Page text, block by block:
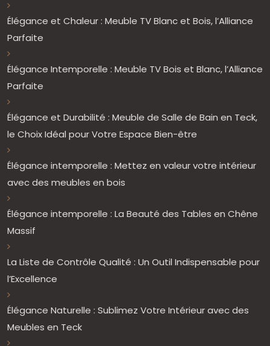
Élégance et Chaleur : Meuble TV Blanc et Bois, l’Alliance
Parfaite
Élégance Intemporelle : Meuble TV Bois et Blanc, l’Alliance
Parfaite
Élégance et Durabilité : Meuble de Salle de Bain en Teck,
le Choix Idéal pour Votre Espace Bien-être
Élégance intemporelle : Mettez en valeur votre intérieur
avec des meubles en bois
Élégance intemporelle : La Beauté des Tables en Chêne
Massif
La Liste de Contrôle Qualité : Un Outil Indispensable pour
l’Excellence
Élégance Naturelle : Sublimez Votre Intérieur avec des
Meubles en Teck